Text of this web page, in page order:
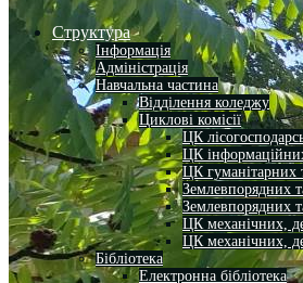
Структура
Інформація
Адміністрація
Навчальна частина
Відділення коледжу
Циклові комісії
ЦК
ЦК
ЦК гуманітарних
Землевпорядних
Землевпорядних
ЦК механічних,
ЦК механічних,
Бібліотека
Електронна бібліотека